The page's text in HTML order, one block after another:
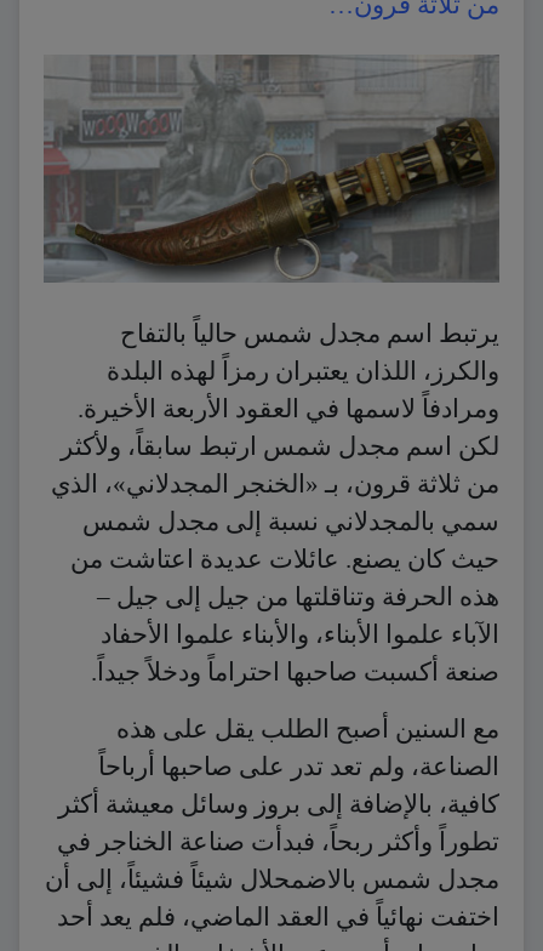
يرتبط اسم مجدل شمس حالياً بالتفاح
والكرز، اللذان يعتبران رمزاً لهذه البلدة
ومرادفاً لاسمها في العقود الأربعة الأخيرة.
لكن اسم مجدل شمس ارتبط سابقاً، ولأكثر
من ثلاثة قرون، بـ «الخنجر المجدلاني»، الذي
سمي بالمجدلاني نسبة إلى مجدل شمس
حيث كان يصنع. عائلات عديدة اعتاشت من
هذه الحرفة وتناقلتها من جيل إلى جيل –
الآباء علموا الأبناء، والأبناء علموا الأحفاد
صنعة أكسبت صاحبها احتراماً ودخلاً جيداً.
مع السنين أصبح الطلب يقل على هذه
الصناعة، ولم تعد تدر على صاحبها أرباحاً
كافية، بالإضافة إلى بروز وسائل معيشة أكثر
تطوراً وأكثر ربحاً، فبدأت صناعة الخناجر في
مجدل شمس بالاضمحلال شيئاً فشيئاً، إلى أن
اختفت نهائياً في العقد الماضي، فلم يعد أحد